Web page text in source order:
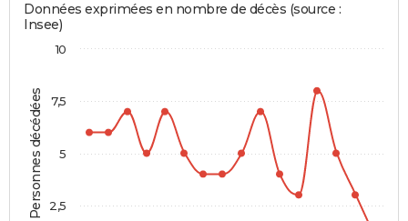
Personnes décédées
Données exprimées en nombre de décès (source :
Insee)
10
2,5
5
7,5